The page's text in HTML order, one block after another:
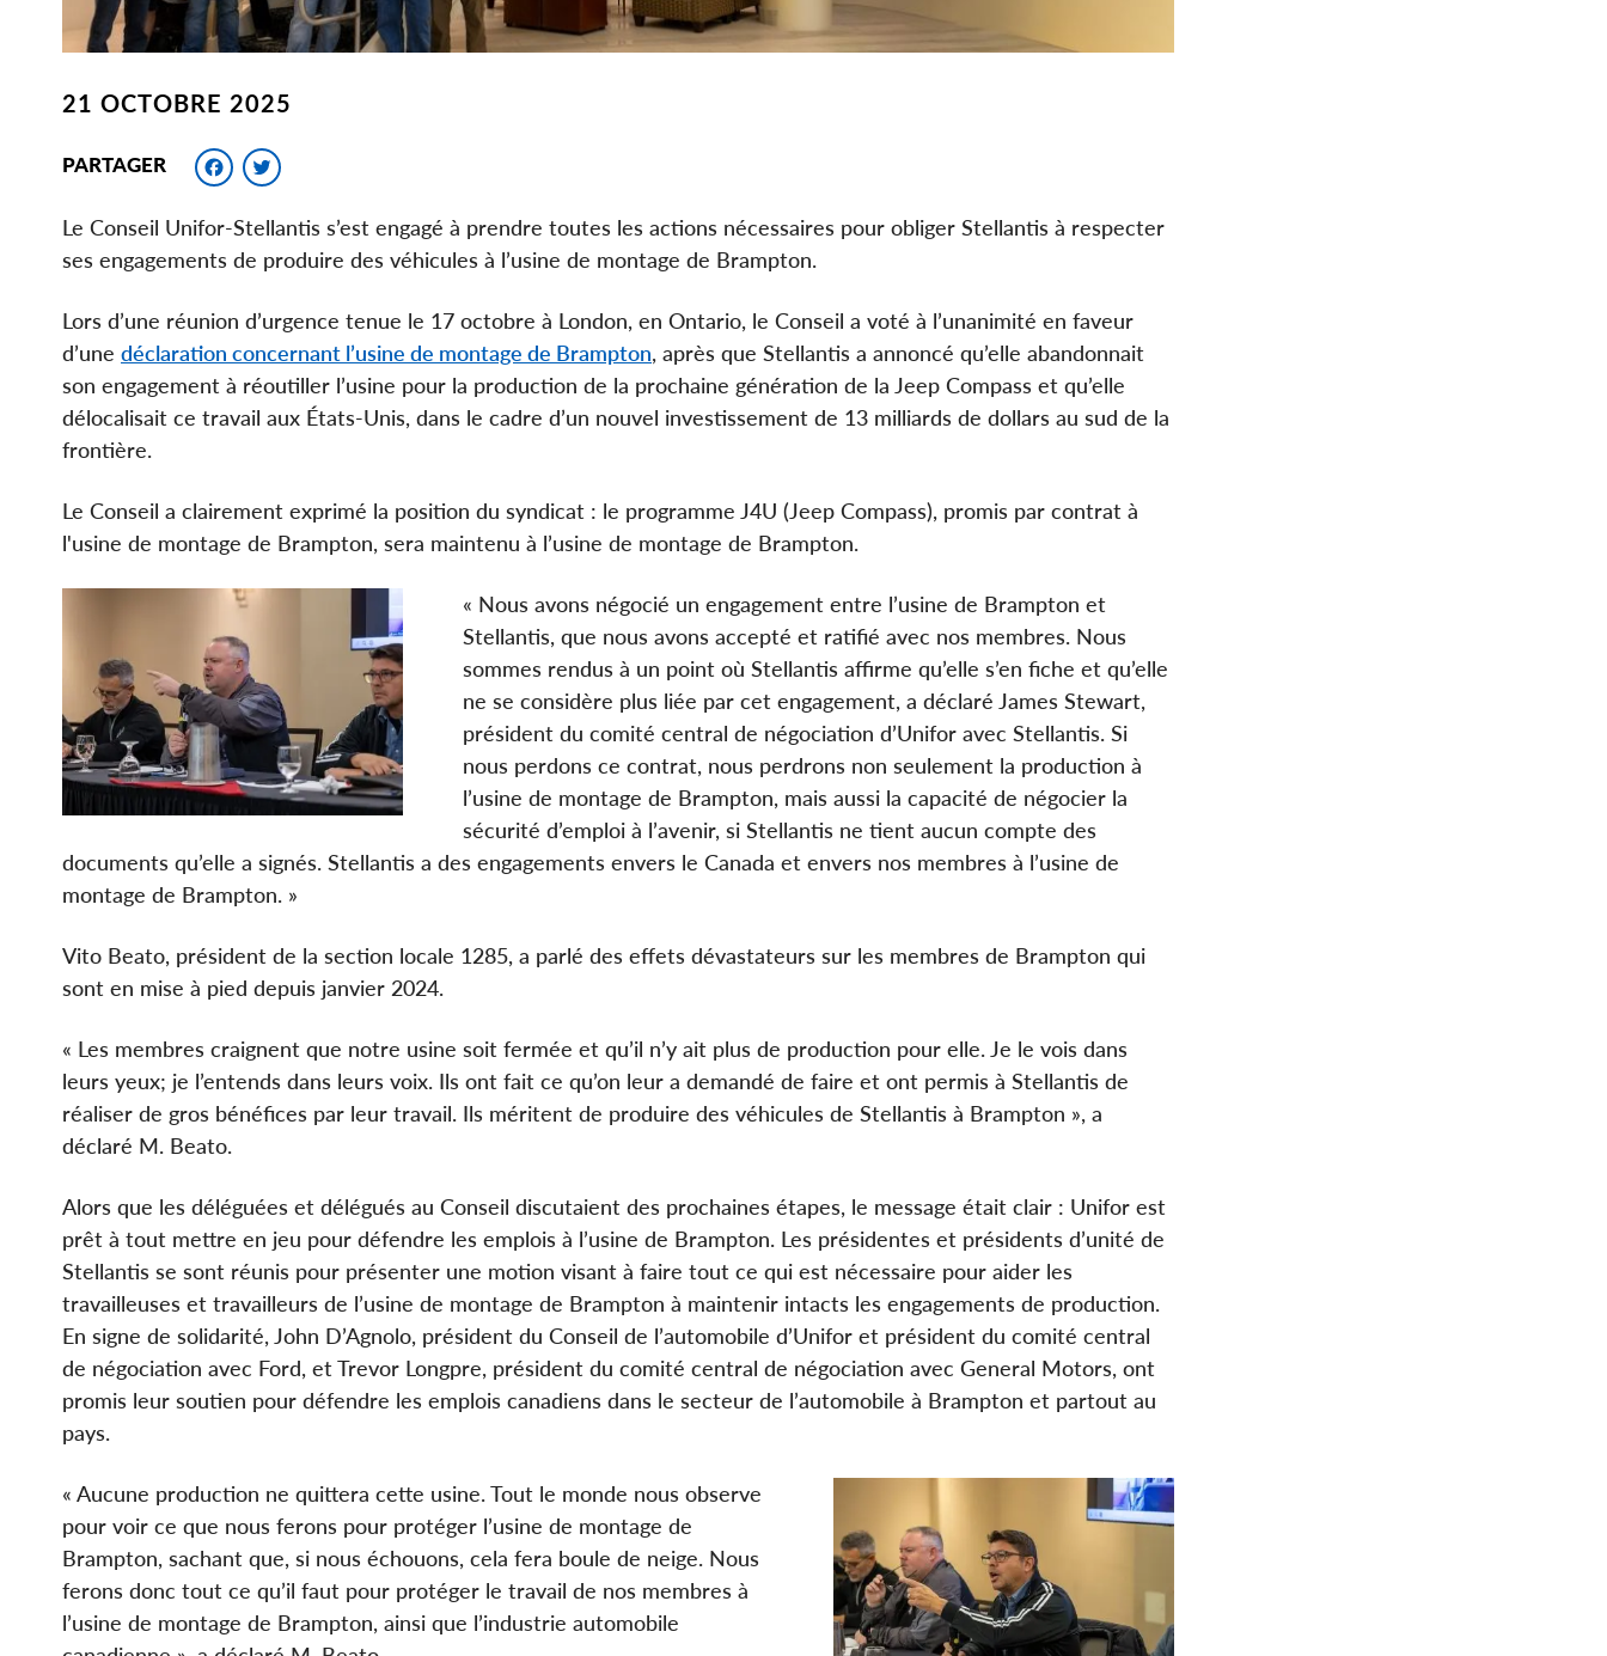
21 OCTOBRE 2025
PARTAGER Facebook
Le Conseil Unifor-Stellantis s’est engagé à prendre toutes les actions nécessaires pour obliger Stellantis à respecter
ses engagements de produire des véhicules à l’usine de montage de Brampton.
Lors d’une réunion d’urgence tenue le 17 octobre à London, en Ontario, le Conseil a voté à l’unanimité en faveur
d’une déclaration concernant l’usine de montage de Brampton, après que Stellantis a annoncé qu’elle abandonnait
son engagement à réoutiller l’usine pour la production de la prochaine génération de la Jeep Compass et qu’elle
délocalisait ce travail aux États-Unis, dans le cadre d’un nouvel investissement de 13 milliards de dollars au sud de la
frontière.
Le Conseil a clairement exprimé la position du syndicat : le programme J4U (Jeep Compass), promis par contrat à
l'usine de montage de Brampton, sera maintenu à l’usine de montage de Brampton.
« Nous avons négocié un engagement entre l’usine de Brampton et
Stellantis, que nous avons accepté et ratifié avec nos membres. Nous
sommes rendus à un point où Stellantis affirme qu’elle s’en fiche et qu’elle
ne se considère plus liée par cet engagement, a déclaré James Stewart,
président du comité central de négociation d’Unifor avec Stellantis. Si
nous perdons ce contrat, nous perdrons non seulement la production à
l’usine de montage de Brampton, mais aussi la capacité de négocier la
sécurité d’emploi à l’avenir, si Stellantis ne tient aucun compte des
documents qu’elle a signés. Stellantis a des engagements envers le Canada et envers nos membres à l’usine de
montage de Brampton. »
Vito Beato, président de la section locale 1285, a parlé des effets dévastateurs sur les membres de Brampton qui
sont en mise à pied depuis janvier 2024.
« Les membres craignent que notre usine soit fermée et qu’il n’y ait plus de production pour elle. Je le vois dans
leurs yeux; je l’entends dans leurs voix. Ils ont fait ce qu’on leur a demandé de faire et ont permis à Stellantis de
réaliser de gros bénéfices par leur travail. Ils méritent de produire des véhicules de Stellantis à Brampton », a
déclaré M. Beato.
Alors que les déléguées et délégués au Conseil discutaient des prochaines étapes, le message était clair : Unifor est
prêt à tout mettre en jeu pour défendre les emplois à l’usine de Brampton. Les présidentes et présidents d’unité de
Stellantis se sont réunis pour présenter une motion visant à faire tout ce qui est nécessaire pour aider les
travailleuses et travailleurs de l’usine de montage de Brampton à maintenir intacts les engagements de production.
En signe de solidarité, John D’Agnolo, président du Conseil de l’automobile d’Unifor et président du comité central
de négociation avec Ford, et Trevor Longpre, président du comité central de négociation avec General Motors, ont
promis leur soutien pour défendre les emplois canadiens dans le secteur de l’automobile à Brampton et partout au
pays.
« Aucune production ne quittera cette usine. Tout le monde nous observe
pour voir ce que nous ferons pour protéger l’usine de montage de
Brampton, sachant que, si nous échouons, cela fera boule de neige. Nous
ferons donc tout ce qu’il faut pour protéger le travail de nos membres à
l’usine de montage de Brampton, ainsi que l’industrie automobile